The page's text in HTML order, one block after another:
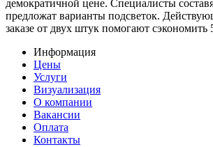
демократичной цене. Специалисты
предложат варианты подсветок.
заказе от двух штук помогают сэкономить
Информация
Цены
Услуги
Визуализация
О компании
Вакансии
Оплата
Контакты